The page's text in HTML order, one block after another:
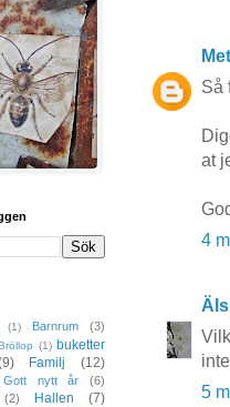
Så
at
4
5
(1) Barnrum (3)
(1) buketter
Familj
(12)
Gott nytt år
(6)
(2) Hallen (7)